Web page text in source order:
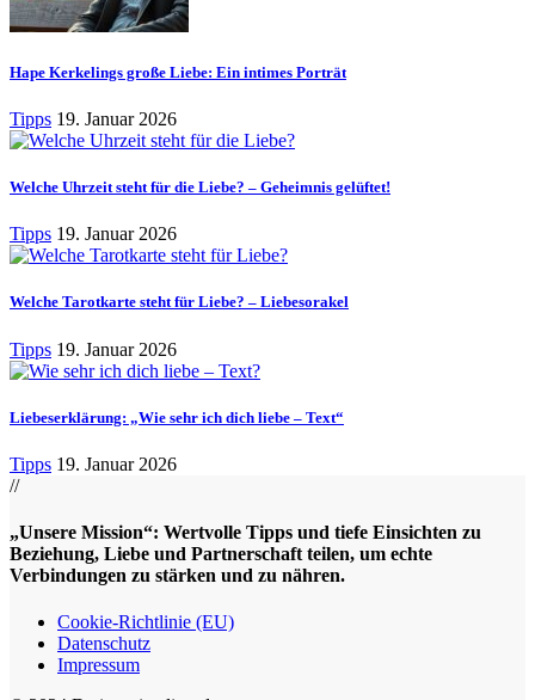
Hape Kerkelings große Liebe: Ein intimes Porträt
Tipps 19. Januar 2026
Welche Uhrzeit steht für die Liebe? – Geheimnis gelüftet!
Tipps 19. Januar 2026
Welche Tarotkarte steht für Liebe? – Liebesorakel
Tipps 19. Januar 2026
Liebeserklärung: „Wie sehr ich dich liebe – Text“
Tipps 19. Januar 2026
//
„Unsere Mission“: Wertvolle Tipps und tiefe Einsichten zu
Beziehung, Liebe und Partnerschaft teilen, um echte
Verbindungen zu stärken und zu nähren.
Cookie-Richtlinie (EU)
Datenschutz
Impressum